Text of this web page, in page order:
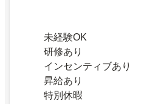
未経験OK
研修あり
インセンティブあり
昇給あり
特別休暇